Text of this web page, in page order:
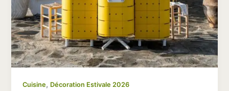
Cuisine, Décoration Estivale 2026